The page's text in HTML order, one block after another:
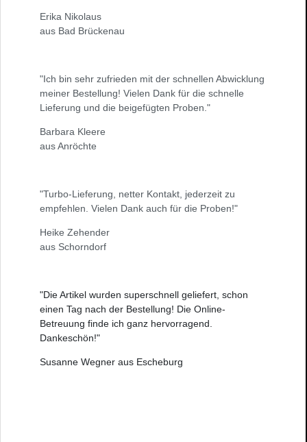
Erika Nikolaus
aus Bad Brückenau
"Ich bin sehr zufrieden mit der schnellen Abwicklung
meiner Bestellung! Vielen Dank für die schnelle
Lieferung und die beigefügten Proben."
Barbara Kleere
aus Anröchte
"Turbo-Lieferung, netter Kontakt, jederzeit zu
empfehlen. Vielen Dank auch für die Proben!"
Heike Zehender
aus Schorndorf
"Die Artikel wurden superschnell geliefert, schon
einen Tag nach der Bestellung! Die Online-
Betreuung finde ich ganz hervorragend.
Dankeschön!"
Susanne Wegner aus Escheburg